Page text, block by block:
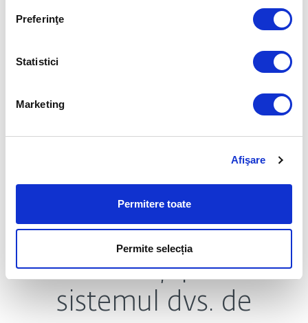
Preferinţe
Statistici
Marketing
Afişare
Permitere toate
Permite selecția
Protecție webcam
Descărcați pentru
sistemul dvs. de